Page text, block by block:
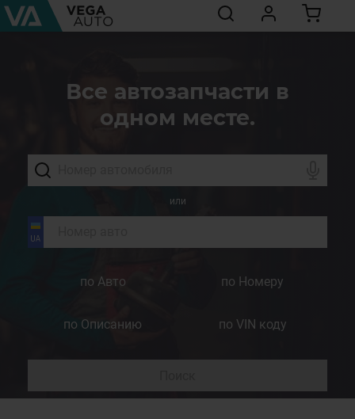
Все автозапчасти в
одном месте.
или
по Авто по Номеру
по Описанию по VIN коду